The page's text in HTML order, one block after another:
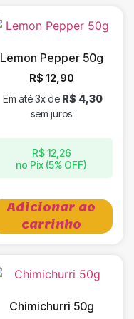
Lemon Pepper 50g
R$ 12,90
R$12,26
no Pix (5% OFF)
Em até 3x de R$ 4,30
sem juros
Adicionar ao
carrinho
Chimichurri 50g